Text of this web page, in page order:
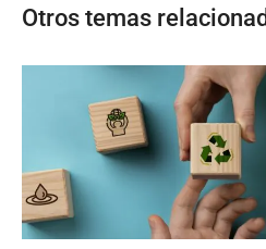
Otros temas